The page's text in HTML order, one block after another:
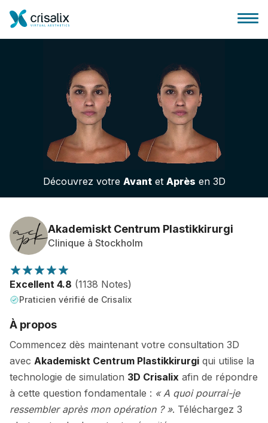
Accueil chirurgiens
Plateforme commerciale 3D
Forfait
Avis des patients
Découvrez votre Avantet Après en 3D
Akademiskt Centrum Plastikkirurgi
Clinique à Stockholm
Excellent 4.8 (1138 Notes)
Praticien vérifié de Crisalix
À propos
Commencez dès maintenant votre consultation 3D
avec Akademiskt Centrum Plastikkirurgi qui utilise la
technologie de simulation 3D Crisalix afin de répondre
à cette question fondamentale : « A quoi pourrai-je
ressembler après mon opération ? ». Téléchargez 3